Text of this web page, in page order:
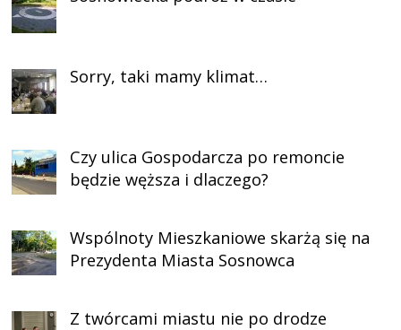
Sorry, taki mamy klimat…
Czy ulica Gospodarcza po remoncie
będzie węższa i dlaczego?
Wspólnoty Mieszkaniowe skarżą się na
Prezydenta Miasta Sosnowca
Z twórcami miastu nie po drodze